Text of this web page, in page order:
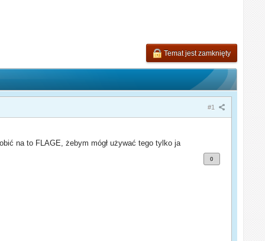
Temat jest zamknięty
#1
na to FLAGE, żebym mógł używać tego tylko ja
0